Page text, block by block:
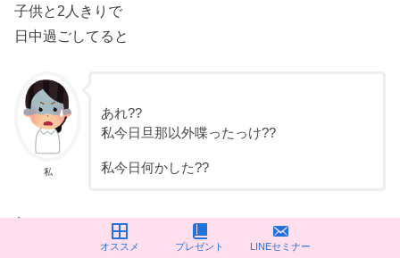
子供と2人きりで
日中過ごしてると
私
あれ??
私今日旦那以外喋ったっけ??
私今日何かした??
と、
オススメ プレゼント LINEセミナー